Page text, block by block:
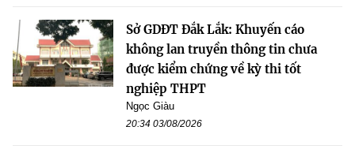
Sở GDĐT Đắk Lắk: Khuyến cáo
không lan truyền thông tin chưa
được kiểm chứng về kỳ thi tốt
nghiệp THPT
Ngọc Giàu
20:34 03/08/2026